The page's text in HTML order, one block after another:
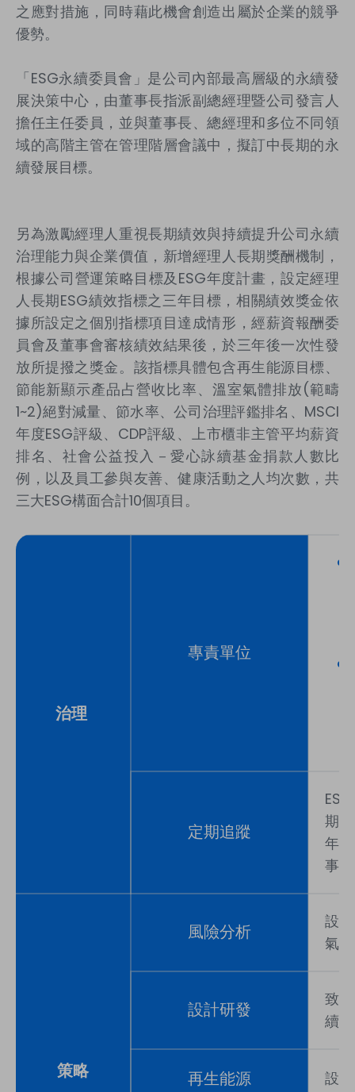
之應對措施，同時藉此機會創造出屬於企業的競爭
優勢。
「ESG永續委員會」是公司內部最高層級的永續發
展決策中心，由董事長指派副總經理暨公司發言人
擔任主任委員，並與董事長、總經理和多位不同領
域的高階主管在管理階層會議中，擬訂中長期的永
續發展目標。
另為激勵經理人重視長期績效與持續提升公司永續
治理能力與企業價值，新增經理人長期獎酬機制，
根據公司營運策略目標及ESG年度計畫，設定經理
人長期ESG績效指標之三年目標，相關績效獎金依
據所設定之個別指標項目達成情形，經薪資報酬委
員會及董事會審核績效結果後，於三年後一次性發
放所提撥之獎金。該指標具體包含再生能源目標、
節能新顯示產品占營收比率、溫室氣體排放(範疇
1~2)絕對減量、節水率、公司治理評鑑排名、 MSCI
年度ESG評級、 CDP評級、上市櫃非主管平均薪資
排名、社會公益投入－愛心詠續基金捐款人數比
例，以及員工參與友善、健康活動之人均次數，共
三大ESG構面合計10個項目。
治理
專責單位
定期追蹤
期
年
事
策略
風險分析
設
氣
設計研發
致
續
再生能源 設